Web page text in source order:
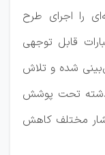
را اجرای طرح
قابل توجهی
شده و تلاش
گذشته تحت پوشش
مختلف کاهش